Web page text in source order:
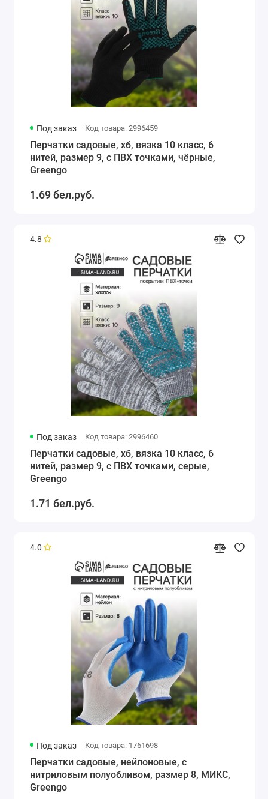
Под заказ Код товара: 2996459
Перчатки садовые, хб, вязка 10 класс, 6
нитей, размер 9, с ПВХ точками, чёрные,
Greengo
1.69 бел.руб.
4.8
Под заказ Код товара: 2996460
Перчатки садовые, хб, вязка 10 класс, 6
нитей, размер 9, с ПВХ точками, серые,
Greengo
1.71 бел.руб.
4.0
Под заказ Код товара: 1761698
Перчатки садовые, нейлоновые, с
нитриловым полуобливом, размер 8, МИКС,
Greengo